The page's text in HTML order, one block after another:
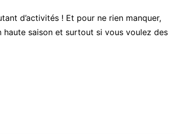
d’activités ! Et pour ne rien manquer,
haute saison et surtout si vous voulez des